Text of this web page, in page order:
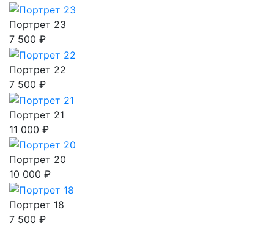
Портрет 23
7 500 ₽
Портрет 22
7 500 ₽
Портрет 21
11 000 ₽
Портрет 20
10 000 ₽
Портрет 18
7 500 ₽